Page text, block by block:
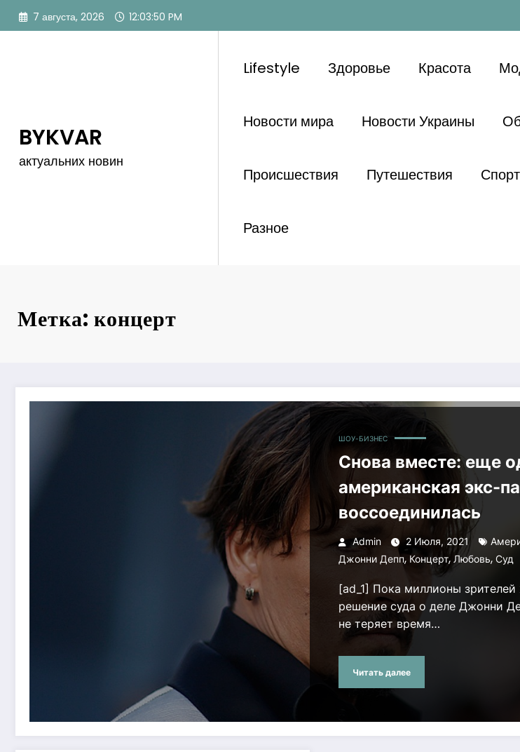
Перейти
7 августа, 2026 12:03:52 PM
BYKVAR
актуальних новин
Lifestyle Здоровье Красота
Новости мира Новости Украины
Происшествия Путешествия Спорт
Разное
Метка: концерт
ШОУ-БИЗНЕС
Снова вместе: еще
американская экс-
воссоединилась
Admin 2 Июля, 2021
Джонни Депп, Концерт, Любовь, Суд
[ad_1] Пока миллионы
решение суда о деле Джонни
не теряет время…
Читать далее